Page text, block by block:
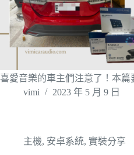
喜愛音樂的車主們注意了！本
vimi
2023 年 5 月 9 日
主機, 安卓系統, 實裝分享